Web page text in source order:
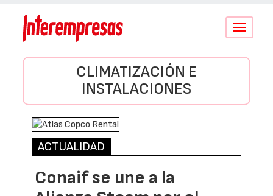
Conmutar
CLIMATIZACIÓN E
INSTALACIONES
ACTUALIDAD
Conaif se une a la